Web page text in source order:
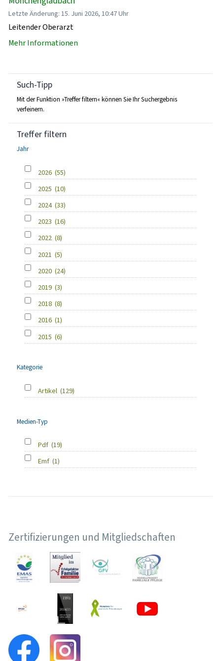
Letzte Änderung: 15. Juni 2026, 10:47 Uhr
Leitender Oberarzt
Mehr Informationen
Such-Tipp
Mit der Funktion »Treffer filtern« können Sie Ihr Suchergebnis
verfeinern.
Treffer filtern
Jahr
2026 (55)
2025 (10)
2024 (33)
2023 (16)
2022 (8)
2021 (5)
2020 (24)
2019 (3)
2018 (8)
2016 (1)
2015 (6)
Kategorie
Artikel (129)
Medien-Typ
Pdf (19)
Emf (1)
Zertifizierungen und Mitgliedschaften